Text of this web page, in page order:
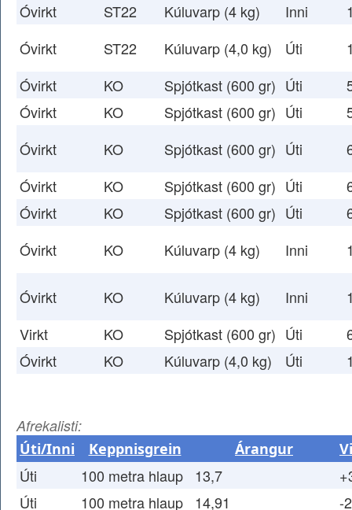
Óvirkt
ST22 Kúluvarp (4 kg) Inni
Óvirkt
ST22 Kúluvarp (4,0 kg) Úti
Óvirkt
KO Spjótkast (600 gr) Úti
Óvirkt
KO Spjótkast (600 gr) Úti
Óvirkt
KO Spjótkast (600 gr) Úti
Óvirkt
KO Spjótkast (600 gr) Úti
Óvirkt
KO Spjótkast (600 gr) Úti
Óvirkt
KO Kúluvarp (4 kg) Inni
Óvirkt KO Kúluvarp (4 kg) Inni
Virkt
KO Spjótkast (600 gr) Úti
Óvirkt
KO Kúluvarp (4,0 kg) Úti
Afrekalisti:
Úti/Inni Keppnisgrein Árangur
Úti 100 metra hlaup 13,7
Úti
100 metra hlaup 14,91 -